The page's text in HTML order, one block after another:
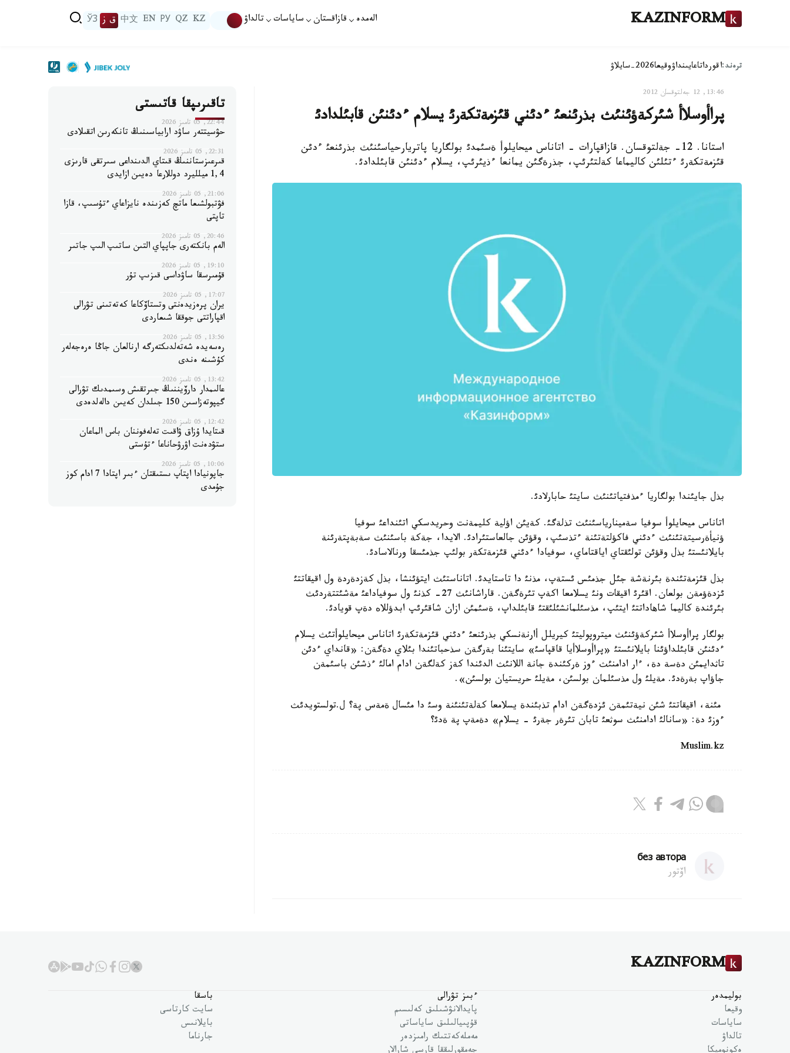
KAZINFORM الەمدە قازاقستان ساياسات تالداۋ KZ
QZ
РУ
EN
中文 ق ز ЎЗ
ترەند:اقورداتاعايىنداۋوقيعا2026-سايلاۋ
13:46, 12 جەلتوقسان 2012
پراأوسلاأ شئركةؤئنئث بذرئنعئ ءدئني قئزمةتكةرئ يسلام ءدئنئن قابئلدادئ
استانا. 12- جةلتوقسان. قازاقپارات - اتاناس ميحايلوأ ةسئمدئ بولگاريا پاتريارحياسئنئث بذرئنعئ ءدئن
قئزمةتكةرئ ءتئلئن كاليماعا كةلتئرئپ، جذرةگئن يمانعا ءذيئرئپ، يسلام ءدئنئن قابئلدادئ.
بذل جايئندا بولگاريا ءمذفتياتئنئث سايتئ حابارلادئ.
اتاناس ميحايلوأ سوفيا سةمينارياسئنئث تذلةگئ. كةيئن اؤلية كليمةنت وحريدسكي اتئنداعئ سوفيا
ؤنيأةرسيتةتئنئث ءدئني فاكؤلتةتئنة ءتذسئپ، وقؤئن جالعاستئرادئ. الايدا، جةكة باسئنئث سةبةپتةرئنة
بايلانئستئ بذل وقؤئن تولئقتاي اياقتاماي، سوفيادا ءدئني قئزمةتكةر بولئپ جذمئسقا ورنالاسادئ.
بذل قئزمةتئندة بئرنةشة جئل جذمئس ئستةپ، مذنئ دا تاستايدئ. اتاناستئث ايتؤئنشا، بذل كةزدةردة ول اقيقاتتئ
ئزدةؤمةن بولعان. اقئرئ اقيقات ونئ يسلامعا اكةپ تئرةگةن. قاراشانئث 27- كذنئ ول سوفياداعئ مةشئتتةردئث
بئرئندة كاليما شاهاداتتئ ايتئپ، مذسئلمانشئلئقتئ قابئلداپ، ةسئمئن ازان شاقئرئپ ابدؤللاه دةپ قويادئ.
بولگار پراأوسلاأ شئركةؤئنئث ميتروپوليتئ كيريلل أارنةنسكي بذرئنعئ ءدئني قئزمةتكةرئ اتاناس ميحايلوأتئث يسلام
ءدئنئن قابئلداؤئنا بايلانئستئ «پراأوسلاأيا قاقپاسئ» سايتئنا بةرگةن سذحباتئندا بئلاي دةگةن: «قانداي ءدئن
تاثدايمئن دةسة دة، ءار ادامنئث ءوز ةركئندة جانة اللانئث الدئندا كةز كةلگةن ادام امالئ ءذشئن باسئمةن
جاؤاپ بةرةدئ. مةيلئ ول مذسئلمان بولسئن، مةيلئ حريستيان بولسئن».
مئنة، اقيقاتتئ شئن نيةتئمةن ئزدةگةن ادام تذبئندة يسلامعا كةلةتئنئنة وسئ دا مئسال ةمةس پة؟ ل.تولستويدئث
ءوزئ دة: «سانالئ ادامنئث سوثعئ تابان تئرةر جةرئ - يسلام» دةمةپ پة ةدئ؟
Muslim.kz
без автора
اۆتور
تاقىرىپقا قاتىستى
22:44, 05 تامىز 2026
حۋسيتتەر ساۋد ارابياسىنىڭ تانكەرىن اتقىلادى
22:31, 05 تامىز 2026
قىرعىزستاننىڭ قىتاي الدىنداعى سىرتقى قارىزى
1,4 ميلليرد دوللارعا دەيىن ازايدى
21:06, 05 تامىز 2026
فۋتبولشىعا ماتچ كەزىندە نايزاعاي ءتۇسىپ، قازا
تاپتى
20:46, 05 تامىز 2026
الەم بانكتەرى جاپپاي التىن ساتىپ الىپ جاتىر
19:10, 05 تامىز 2026
قۇمىرسقا ساۋداسى قىزىپ تۇر
17:07, 05 تامىز 2026
يران پرەزيدەنتى وتستاۆكاعا كەتەتىنى تۋرالى
اقپاراتتى جوققا شىعاردى
13:56, 05 تامىز 2026
رەسەيدە شەتەلدىكتەرگە ارنالعان جاڭا ەرەجەلەر
كۇشىنە ەندى
13:42, 05 تامىز 2026
عالىمدار دارۆيننىڭ جىرتقىش وسىمدىك تۋرالى
گيپوتەزاسىن 150 جىلدان كەيىن دالەلدەدى
12:42, 05 تامىز 2026
قىتايدا ۇزاق ۋاقىت تەلەفوننان باس الماعان
ستۋدەنت اۋرۋحاناعا ءتۇستى
10:06, 05 تامىز 2026
جاپونيادا اپتاپ ىستىقتان ءبىر اپتادا 7 ادام كوز
جۇمدى
KAZINFORM
بوليمدەر
وقيعا
ساياسات
تالداۋ
ءبىز تۋرالى
پايدالانۋشىلىق كەلىسىم
قۇپىيالىلىق ساياساتى
مەملەكەتتىك رامىزدەر
باسقا
سايت كارتاسى
بايلانىس
جارناما